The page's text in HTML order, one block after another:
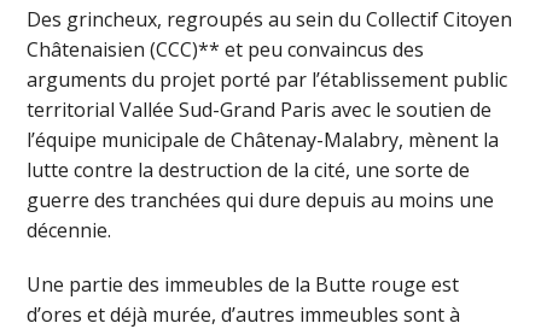
Des grincheux, regroupés au sein du Collectif Citoyen
Châtenaisien (CCC)** et peu convaincus des
arguments du projet porté par l’établissement public
territorial Vallée Sud-Grand Paris avec le soutien de
l’équipe municipale de Châtenay-Malabry, mènent la
lutte contre la destruction de la cité, une sorte de
guerre des tranchées qui dure depuis au moins une
décennie.
Une partie des immeubles de la Butte rouge est
d’ores et déjà murée, d’autres immeubles sont à